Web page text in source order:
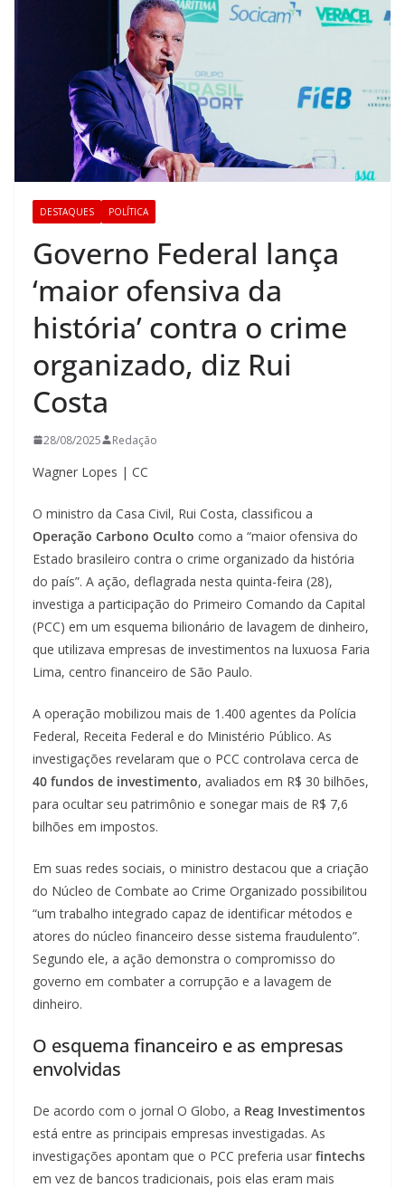
DESTAQUES POLÍTICA
Governo Federal lança
‘maior ofensiva da
história’ contra o crime
organizado, diz Rui
Costa
28/08/2025 Redação
Wagner Lopes | CC
O ministro da Casa Civil, Rui Costa, classificou a
Operação Carbono Oculto como a “maior ofensiva do
Estado brasileiro contra o crime organizado da história
do país”. A ação, deflagrada nesta quinta-feira (28),
investiga a participação do Primeiro Comando da Capital
(PCC) em um esquema bilionário de lavagem de dinheiro,
que utilizava empresas de investimentos na luxuosa Faria
Lima, centro financeiro de São Paulo.
A operação mobilizou mais de 1.400 agentes da Polícia
Federal, Receita Federal e do Ministério Público. As
investigações revelaram que o PCC controlava cerca de
40 fundos de investimento, avaliados em R$ 30 bilhões,
para ocultar seu patrimônio e sonegar mais de R$ 7,6
bilhões em impostos.
Em suas redes sociais, o ministro destacou que a criação
do Núcleo de Combate ao Crime Organizado possibilitou
“um trabalho integrado capaz de identificar métodos e
atores do núcleo financeiro desse sistema fraudulento”.
Segundo ele, a ação demonstra o compromisso do
governo em combater a corrupção e a lavagem de
dinheiro.
O esquema financeiro e as empresas
envolvidas
De acordo com o jornal O Globo, a Reag Investimentos
está entre as principais empresas investigadas. As
investigações apontam que o PCC preferia usar fintechs
em vez de bancos tradicionais, pois elas eram mais